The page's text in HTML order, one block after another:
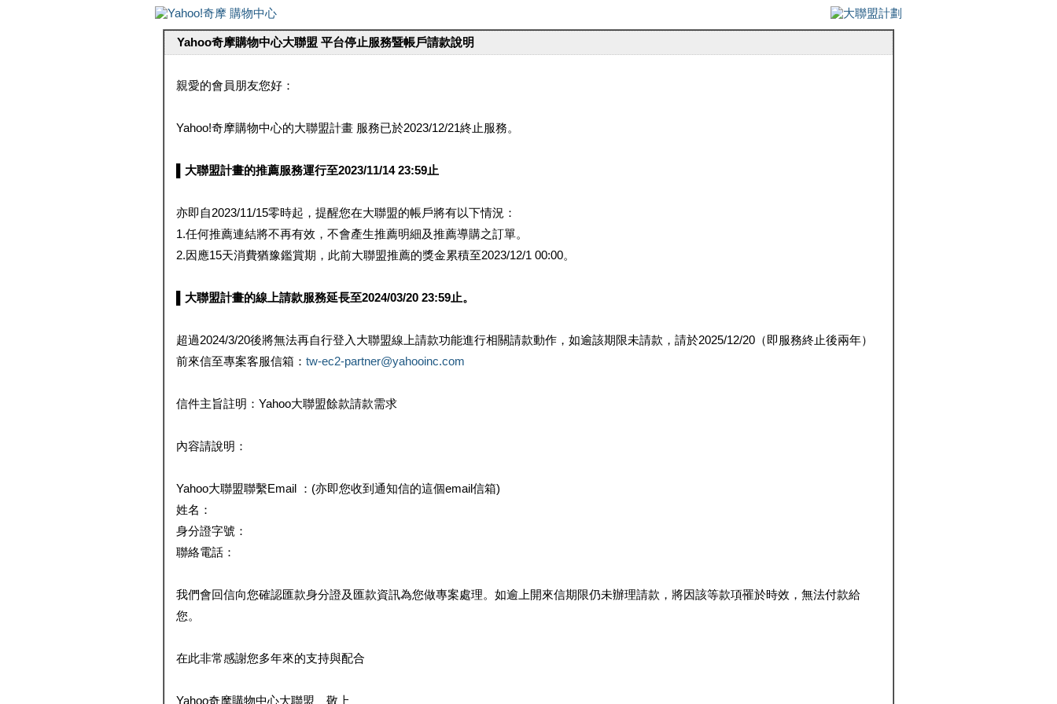
Yahoo奇摩購物中心大聯盟 平台停止服務暨帳戶請款說明
親愛的會員朋友您好：
Yahoo!奇摩購物中心的大聯盟計畫 服務已於2023/12/21終止服務。
▌大聯盟計畫的推薦服務運行至2023/11/14 23:59止
亦即自2023/11/15零時起，提醒您在大聯盟的帳戶將有以下情況：
1.任何推薦連結將不再有效，不會產生推薦明細及推薦導購之訂單。
2.因應15天消費猶豫鑑賞期，此前大聯盟推薦的獎金累積至2023/12/1 00:00。
▌大聯盟計畫的線上請款服務延長至2024/03/20 23:59止。
超過2024/3/20後將無法再自行登入大聯盟線上請款功能進行相關請款動作，如逾該期限未請款，請於2025/12/20（即服務終止後兩年）
前來信至專案客服信箱： tw-ec2-partner@yahooinc.com
信件主旨註明：Yahoo大聯盟餘款請款需求
內容請說明：
Yahoo大聯盟聯繫Email ：(亦即您收到通知信的這個email信箱)
姓名：
身分證字號：
聯絡電話：
我們會回信向您確認匯款身分證及匯款資訊為您做專案處理。如逾上開來信期限仍未辦理請款，將因該等款項罹於時效，無法付款給
您。
在此非常感謝您多年來的支持與配合
Yahoo奇摩購物中心大聯盟 敬上